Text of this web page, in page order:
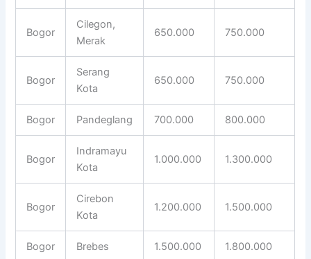
Bogor
Cilegon,
Merak
650.000 750.000
Bogor
Serang
Kota
650.000 750.000
Bogor Pandeglang 700.000 800.000
Bogor
Indramayu
Kota
1.000.000 1.300.000
Bogor
Cirebon
Kota
1.200.000 1.500.000
Bogor Brebes 1.500.000 1.800.000